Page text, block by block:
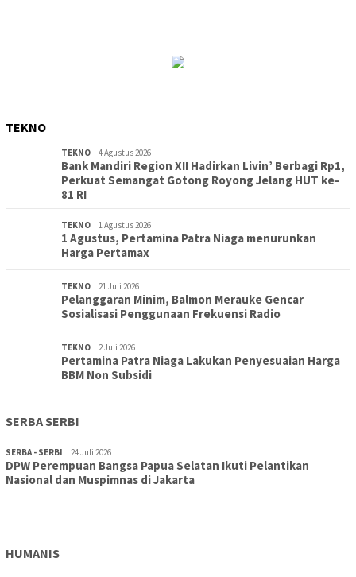
TEKNO
TEKNO 4 Agustus 2026
Bank Mandiri Region XII Hadirkan Livin’ Berbagi Rp1,
Perkuat Semangat Gotong Royong Jelang HUT ke-
81 RI
TEKNO 1 Agustus 2026
1 Agustus, Pertamina Patra Niaga menurunkan
Harga Pertamax
TEKNO 21 Juli 2026
Pelanggaran Minim, Balmon Merauke Gencar
Sosialisasi Penggunaan Frekuensi Radio
TEKNO 2 Juli 2026
Pertamina Patra Niaga Lakukan Penyesuaian Harga
BBM Non Subsidi
SERBA SERBI
SERBA - SERBI 24 Juli 2026
DPW Perempuan Bangsa Papua Selatan Ikuti Pelantikan
Nasional dan Muspimnas di Jakarta
TOPIK 30 Juli 2026
Wujudkan Sekolah Adiwiyata:SD Inpres Polder Merauke
HUMANIS